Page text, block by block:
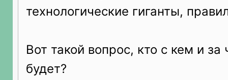
технологические гиганты,
Вот такой вопрос, кто с кем и за
будет?